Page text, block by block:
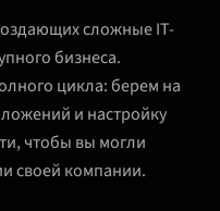
сложные IT-
бизнеса.
цикла: берем на
и настройку
чтобы вы могли
своей компании.